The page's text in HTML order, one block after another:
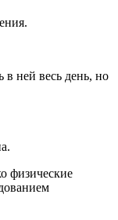
в ней весь день, но
физические